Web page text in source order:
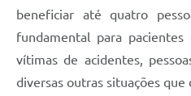
beneficiar até quatro
fundamental para
vítimas de acidentes,
diversas outras situações